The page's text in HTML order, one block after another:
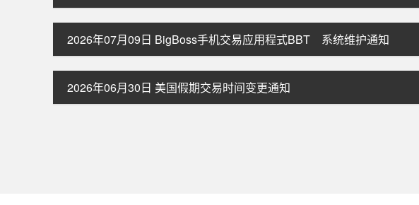
2026年07月09日 BigBoss手机交易应用程式BBT 系统维护通知
2026年06月30日 美国假期交易时间变更通知